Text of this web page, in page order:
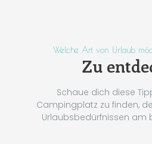
Welche Art von Urlaub
Zu
Schaue dich diese
Campingplatz zu finden,
Urlaubsbedürfnissen am